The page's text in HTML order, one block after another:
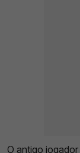
O antigo